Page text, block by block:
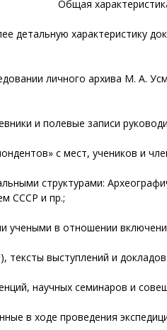
Общая
детальную характеристику
личного архива М. А.
и полевые записи
с мест, учеников и
структурами:
СССР и пр.;
учеными в отношении
тексты выступлений и
научных семинаров и
в ходе проведения